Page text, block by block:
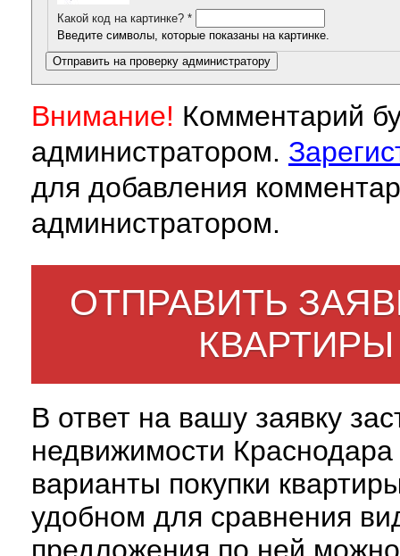
Какой код на картинке? *
Введите символы, которые показаны на картинке.
Внимание! Комментарий
администратором.
для добавления
администратором.
ОТПРАВИТЬ
В ответ на вашу заявку
недвижимости
варианты покупки
удобном для сравнения
предложения по ней